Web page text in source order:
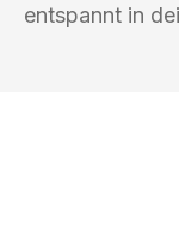
entspannt in